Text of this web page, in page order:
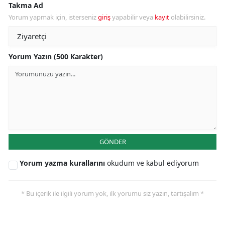
Takma Ad
Yorum yapmak için, istersenizgirişyapabilir veya kayıt olabilirsiniz.
Yorum Yazın (500 Karakter)
GÖNDER
Yorum yazma kurallarını okudum ve kabul ediyorum
* Bu içerik ile ilgili yorum yok, ilk yorumu siz yazın, tartışalım *